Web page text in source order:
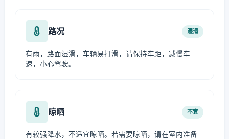
路况 湿滑
有雨，路面湿滑，车辆易打滑，请保持车距，减慢车
速，小心驾驶。
晾晒 不宜
有较强降水，不适宜晾晒。若需要晾晒，请在室内准备